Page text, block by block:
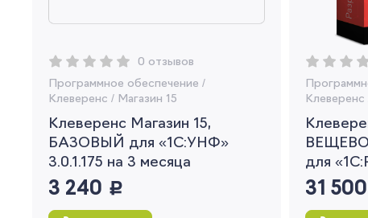
0 отзывов
Программное обеспечение /
Клеверенс / Магазин 15
Клеверенс Магазин 15,
БАЗОВЫЙ для «1С:УНФ»
3.0.1.175 на 3 месяца
3 240 руб.
Клеверенс
для
31 500